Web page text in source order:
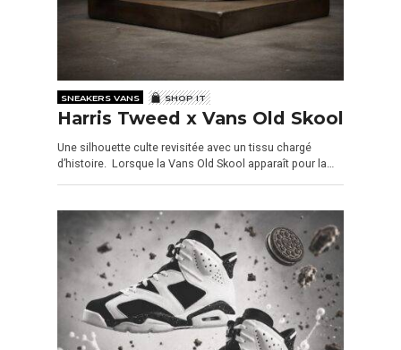
SNEAKERS VANS SHOP IT
Harris Tweed x Vans Old Skool
Une silhouette culte revisitée avec un tissu chargé
d’histoire. Lorsque la Vans Old Skool apparaît pour la…